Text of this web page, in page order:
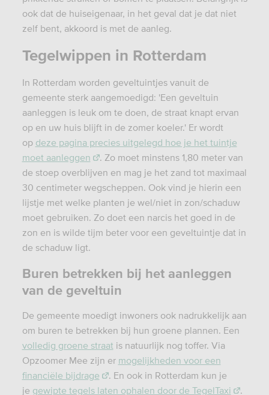
ook dat de huiseigenaar, in het geval dat je dat niet
zelf bent, akkoord is met de aanleg.
Tegelwippen in Rotterdam
In Rotterdam worden geveltuintjes vanuit de
gemeente sterk aangemoedigd: 'Een geveltuin
aanleggen is leuk om te doen, de straat knapt ervan
op en uw huis blijft in de zomer koeler.' Er wordt
op deze pagina precies uitgelegd hoe je het tuintje
moet aanleggen
. Zo moet minstens 1,80 meter van
de stoep overblijven en mag je het zand tot maximaal
30 centimeter wegscheppen. Ook vind je hierin een
lijstje met welke planten je wel/niet in zon/schaduw
moet gebruiken. Zo doet een narcis het goed in de
zon en is wilde tijm beter voor een geveltuintje dat in
de schaduw ligt.
Buren betrekken bij het aanleggen
van de geveltuin
De gemeente moedigt inwoners ook nadrukkelijk aan
om buren te betrekken bij hun groene plannen. Een
volledig groene straat is natuurlijk nog toffer. Via
Opzoomer Mee zijn er mogelijkheden voor een
financiële bijdrage
. En ook in Rotterdam kun je
je gewipte tegels laten ophalen door de TegelTaxi .